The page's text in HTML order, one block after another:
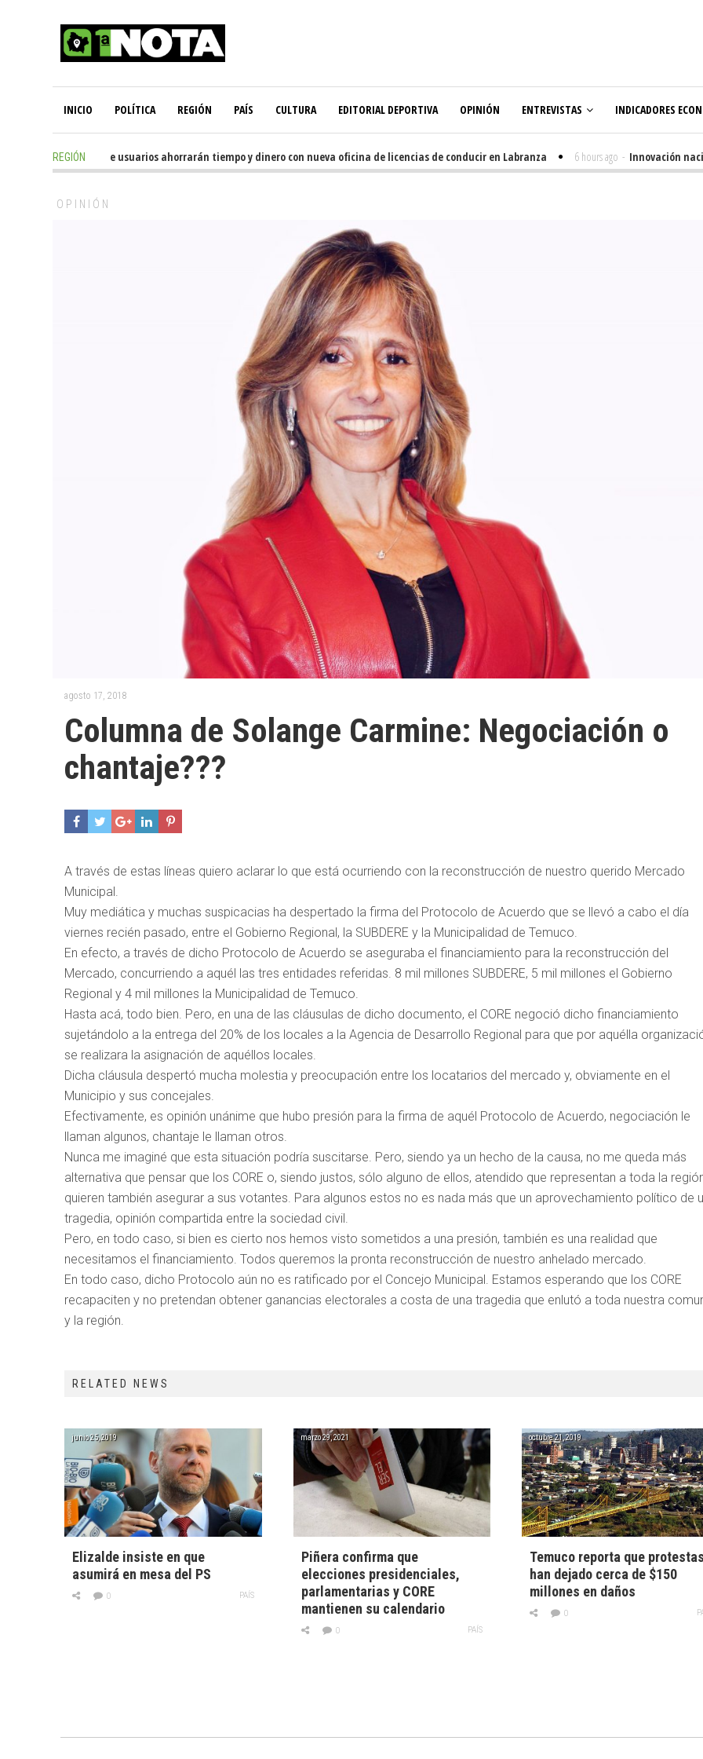
INICIO POLÍTICA REGIÓN PAÍS CULTURA EDITORIAL DEPORTIVA OPINIÓN ENTREVISTAS INDICADORES
REGIÓN
- Miles de usuarios ahorrarán tiempo y dinero con nueva oficina de licencias de conducir en Labranza 6 hours ago - Innovación
OPINIÓN
agosto 17, 2018
Columna de Solange Carmine: Negociación o
chantaje???
A través de estas líneas quiero aclarar lo que está ocurriendo con la reconstrucción de nuestro querido Mercado
Municipal.
Muy mediática y muchas suspicacias ha despertado la firma del Protocolo de Acuerdo que se llevó a cabo el día
viernes recién pasado, entre el Gobierno Regional, la SUBDERE y la Municipalidad de Temuco.
En efecto, a través de dicho Protocolo de Acuerdo se aseguraba el financiamiento para la reconstrucción del
Mercado, concurriendo a aquél las tres entidades referidas. 8 mil millones SUBDERE, 5 mil millones el Gobierno
Regional y 4 mil millones la Municipalidad de Temuco.
Hasta acá, todo bien. Pero, en una de las cláusulas de dicho documento, el CORE negoció dicho financiamiento
sujetándolo a la entrega del 20% de los locales a la Agencia de Desarrollo Regional para que por aquélla
se realizara la asignación de aquéllos locales.
Dicha cláusula despertó mucha molestia y preocupación entre los locatarios del mercado y, obviamente en el
Municipio y sus concejales.
Efectivamente, es opinión unánime que hubo presión para la firma de aquél Protocolo de Acuerdo, negociación le
llaman algunos, chantaje le llaman otros.
Nunca me imaginé que esta situación podría suscitarse. Pero, siendo ya un hecho de la causa, no me queda más
alternativa que pensar que los CORE o, siendo justos, sólo alguno de ellos, atendido que representan a toda la
quieren también asegurar a sus votantes. Para algunos estos no es nada más que un aprovechamiento político de
tragedia, opinión compartida entre la sociedad civil.
Pero, en todo caso, si bien es cierto nos hemos visto sometidos a una presión, también es una realidad que
necesitamos el financiamiento. Todos queremos la pronta reconstrucción de nuestro anhelado mercado.
En todo caso, dicho Protocolo aún no es ratificado por el Concejo Municipal. Estamos esperando que los CORE
recapaciten y no pretendan obtener ganancias electorales a costa de una tragedia que enlutó a toda nuestra
y la región.
RELATED NEWS
junio 25, 2019
Elizalde insiste en que
asumirá en mesa del PS
PAÍS
0
marzo 29, 2021
Piñera confirma que
elecciones presidenciales,
parlamentarias y CORE
mantienen su calendario
PAÍS
0
octubre 21, 2019
Temuco reporta que
han dejado cerca de $150
millones en daños
0